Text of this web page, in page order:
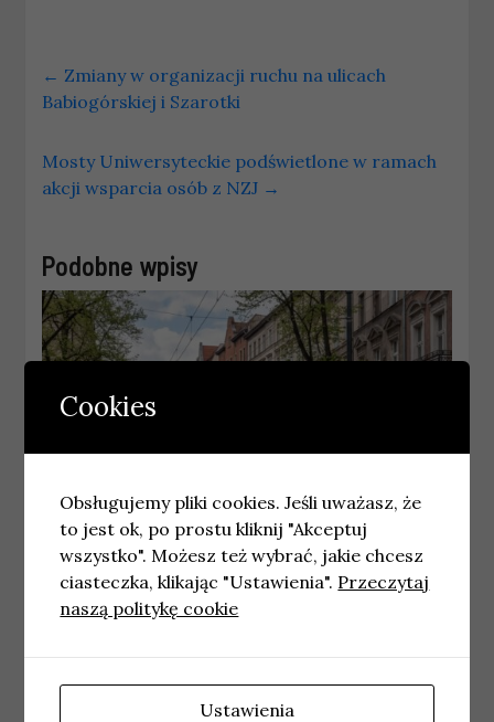
← Zmiany w organizacji ruchu na ulicach
Babiogórskiej i Szarotki
Mosty Uniwersyteckie podświetlone w ramach
akcji wsparcia osób z NZJ →
Podobne wpisy
POZNAŃ
Przegląd wydarzeń kulturalnych w
Poznaniu na weekend
Cookies
Obsługujemy pliki cookies. Jeśli uważasz, że
to jest ok, po prostu kliknij "Akceptuj
wszystko". Możesz też wybrać, jakie chcesz
ciasteczka, klikając "Ustawienia". Przeczytaj
naszą politykę cookie
Ustawienia